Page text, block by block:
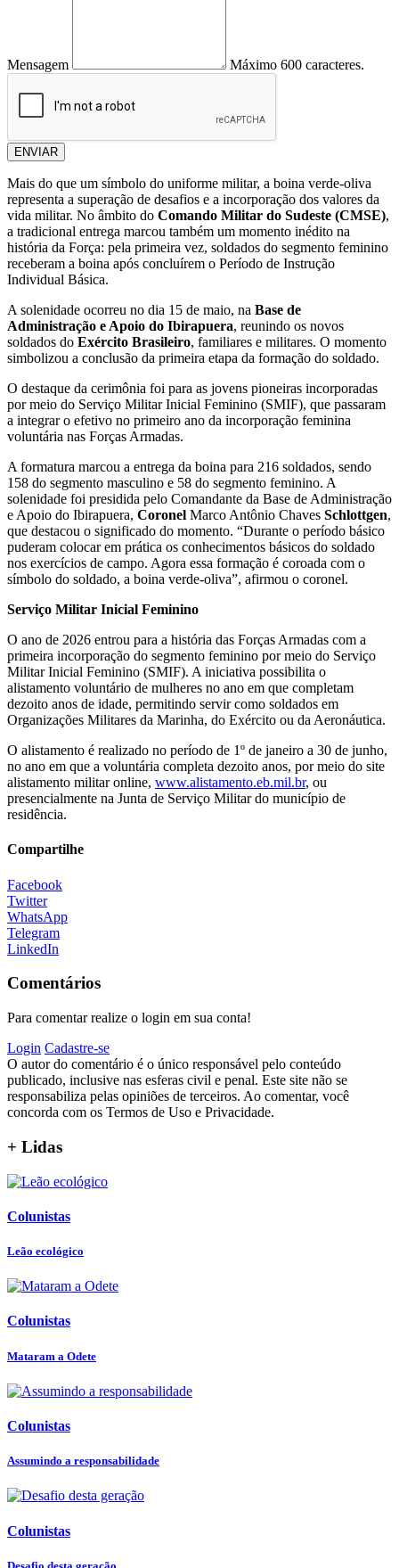
Mensagem Máximo 600 caracteres.
ENVIAR
Mais do que um símbolo do uniforme militar, a boina verde-oliva
representa a superação de desafios e a incorporação dos valores da
vida militar. No âmbito do Comando Militar do Sudeste (CMSE),
a tradicional entrega marcou também um momento inédito na
história da Força: pela primeira vez, soldados do segmento feminino
receberam a boina após concluírem o Período de Instrução
Individual Básica.
A solenidade ocorreu no dia 15 de maio, na Base de
Administração e Apoio do Ibirapuera, reunindo os novos
soldados do Exército Brasileiro, familiares e militares. O momento
simbolizou a conclusão da primeira etapa da formação do soldado.
O destaque da cerimônia foi para as jovens pioneiras incorporadas
por meio do Serviço Militar Inicial Feminino (SMIF), que passaram
a integrar o efetivo no primeiro ano da incorporação feminina
voluntária nas Forças Armadas.
A formatura marcou a entrega da boina para 216 soldados, sendo
158 do segmento masculino e 58 do segmento feminino. A
solenidade foi presidida pelo Comandante da Base de Administração
e Apoio do Ibirapuera, Coronel Marco Antônio Chaves Schlottgen,
que destacou o significado do momento. “Durante o período básico
puderam colocar em prática os conhecimentos básicos do soldado
nos exercícios de campo. Agora essa formação é coroada com o
símbolo do soldado, a boina verde-oliva”, afirmou o coronel.
Serviço Militar Inicial Feminino
O ano de 2026 entrou para a história das Forças Armadas com a
primeira incorporação do segmento feminino por meio do Serviço
Militar Inicial Feminino (SMIF). A iniciativa possibilita o
alistamento voluntário de mulheres no ano em que completam
dezoito anos de idade, permitindo servir como soldados em
Organizações Militares da Marinha, do Exército ou da Aeronáutica.
O alistamento é realizado no período de 1º de janeiro a 30 de junho,
no ano em que a voluntária completa dezoito anos, por meio do site
alistamento militar online, www.alistamento.eb.mil.br, ou
presencialmente na Junta de Serviço Militar do município de
residência.
Compartilhe
Facebook
Twitter
WhatsApp
Telegram
LinkedIn
Comentários
Para comentar realize o login em sua conta!
Login Cadastre-se
O autor do comentário é o único responsável pelo conteúdo
publicado, inclusive nas esferas civil e penal. Este site não se
responsabiliza pelas opiniões de terceiros. Ao comentar, você
concorda com os Termos de Uso e Privacidade.
+ Lidas
Colunistas
Leão ecológico
Colunistas
Mataram a Odete
Colunistas
Assumindo a responsabilidade
Colunistas